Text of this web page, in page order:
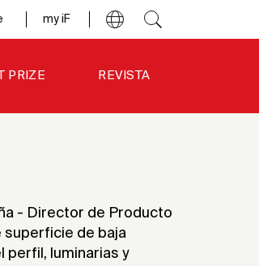
my iF
PRIZE REVISTA
- Director de Producto
superficie de baja
perfil, luminarias y